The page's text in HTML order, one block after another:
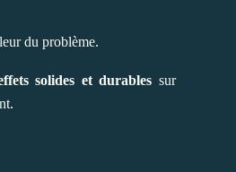
du problème.
solides et durables sur